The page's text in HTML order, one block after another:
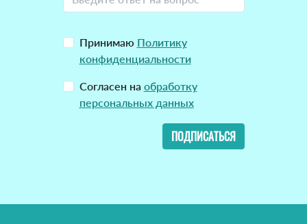
Принимаю Политику
конфиденциальности
Согласен на обработку
персональных данных
ПОДПИСАТЬСЯ